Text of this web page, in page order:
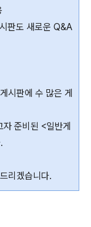
판도 새로운 Q&A
시판에 수 많은 게
준비된 <일반게
리겠습니다.